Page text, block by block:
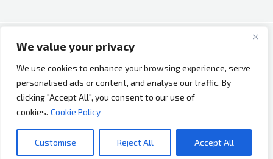
We value your privacy
We use cookies to enhance your browsing experience, serve
personalised ads or content, and analyse our traffic. By
clicking "Accept All", you consent to our use of
cookies. Cookie Policy
Customise Reject All Accept All
Copyright © 2026 Bh Dijaspora.
O nama
Marketing
Uslovi korištenja